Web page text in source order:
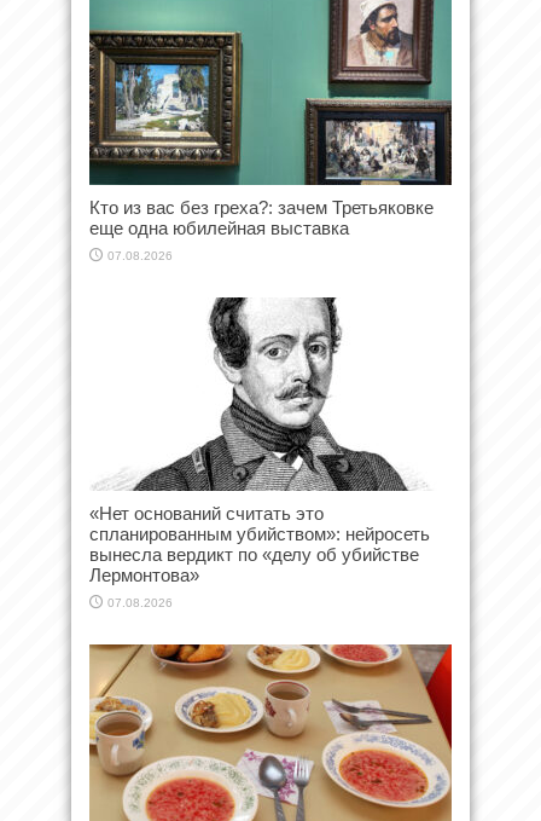
Кто из вас без греха?: зачем Третьяковке
еще одна юбилейная выставка
07.08.2026
«Нет оснований считать это
спланированным убийством»: нейросеть
вынесла вердикт по «делу об убийстве
Лермонтова»
07.08.2026